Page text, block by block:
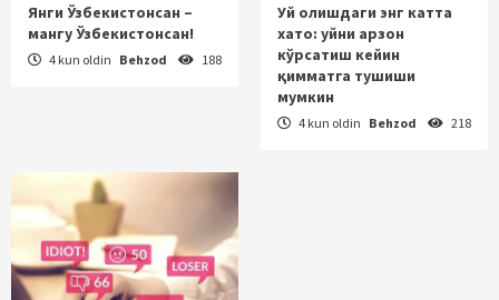
Янги Ўзбекистонсан –
мангу Ўзбекистонсан!
4 kun oldin Behzod 188
Уй олишдаги энг катта
хато: уйни арзон
кўрсатиш кейин
қимматга тушиши
мумкин
4 kun oldin Behzod 218